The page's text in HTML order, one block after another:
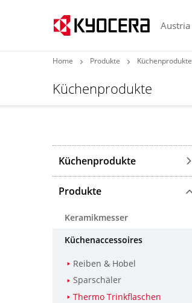
Austria
Home Produkte Küchenprodukte
Küchenprodukte
Küchenprodukte
Produkte
Keramikmesser
Küchenaccessoires
Reiben & Hobel
Sparschäler
Thermo Trinkflaschen